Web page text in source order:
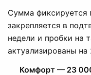
Сумма фиксируется
закрепляется в
недели и пробки на
актуализированы на
Комфорт — 23